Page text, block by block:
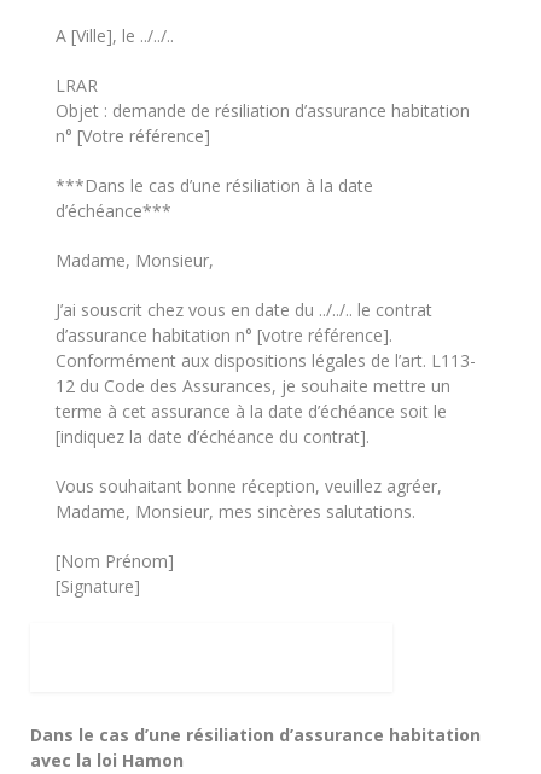
A [Ville], le ../../..
LRAR
Objet : demande de résiliation d’assurance habitation
n° [Votre référence]
***Dans le cas d’une résiliation à la date
d’échéance***
Madame, Monsieur,
J’ai souscrit chez vous en date du ../../.. le contrat
d’assurance habitation n° [votre référence].
Conformément aux dispositions légales de l’art. L113-
12 du Code des Assurances, je souhaite mettre un
terme à cet assurance à la date d’échéance soit le
[indiquez la date d’échéance du contrat].
Vous souhaitant bonne réception, veuillez agréer,
Madame, Monsieur, mes sincères salutations.
[Nom Prénom]
[Signature]
Dans le cas d’une résiliation d’assurance habitation
avec la loi Hamon